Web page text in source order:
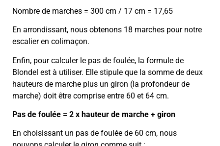
Nombre de marches = 300 cm / 17 cm = 17,65
En arrondissant, nous obtenons 18 marches pour notre
escalier en colimaçon.
Enfin, pour calculer le pas de foulée, la formule de
Blondel est à utiliser. Elle stipule que la somme de deux
hauteurs de marche plus un giron (la profondeur de
marche) doit être comprise entre 60 et 64 cm.
Pas de foulée = 2 x hauteur de marche + giron
En choisissant un pas de foulée de 60 cm, nous